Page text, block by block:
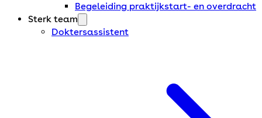
Begeleiding praktijkstart- en overdracht
Sterk team
Doktersassistent